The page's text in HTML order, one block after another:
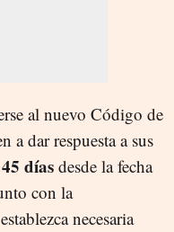
al nuevo Código de
a dar respuesta a sus
45 días desde la fecha
con la
necesaria